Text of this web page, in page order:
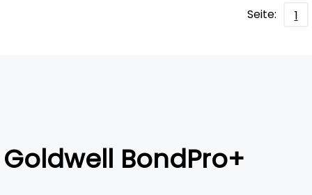
Seite: 1
Goldwell BondPro+